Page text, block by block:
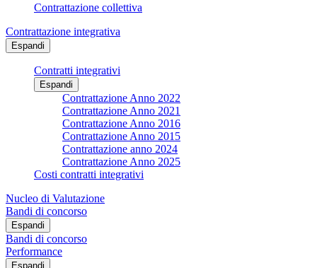
Contrattazione collettiva
Contrattazione integrativa
Espandi
Contratti integrativi
Espandi
Contrattazione Anno 2022
Contrattazione Anno 2021
Contrattazione Anno 2016
Contrattazione Anno 2015
Contrattazione anno 2024
Contrattazione Anno 2025
Costi contratti integrativi
Nucleo di Valutazione
Bandi di concorso
Espandi
Bandi di concorso
Performance
Espandi